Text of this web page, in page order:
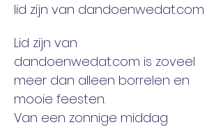
lid zijn van dandoenwedat.com
Lid zijn van
dandoenwedat.com is zoveel
meer dan alleen borrelen en
mooie feesten.
Van een zonnige middag